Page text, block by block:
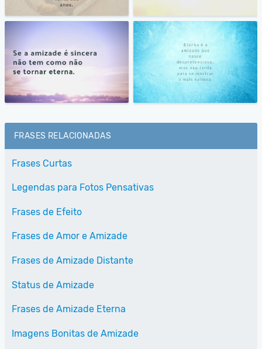
FRASES RELACIONADAS
Frases Curtas
Legendas para Fotos Pensativas
Frases de Efeito
Frases de Amor e Amizade
Frases de Amizade Distante
Status de Amizade
Frases de Amizade Eterna
Imagens Bonitas de Amizade